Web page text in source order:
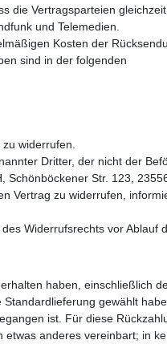
Vertragsparteien
und Telemedien.
Kosten der
sind in der folgenden
widerrufen.
Dritter, der nicht der
Str. 123,
Vertrag zu widerrufen,
Widerrufsrechts vor Ablauf
haben, einschließlich
gewählt
ist. Für diese
anderes vereinbart; in